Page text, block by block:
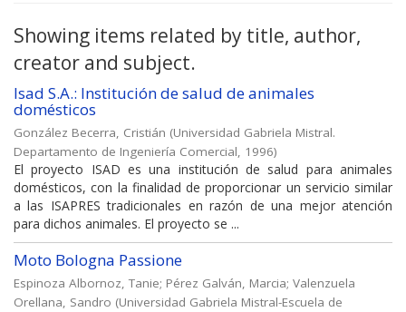
Showing items related by title, author,
creator and subject.
Isad S.A.: Institución de salud de animales
domésticos
González Becerra, Cristián (Universidad Gabriela Mistral.
Departamento de Ingeniería Comercial, 1996)
El proyecto ISAD es una institución de salud para animales
domésticos, con la finalidad de proporcionar un servicio similar
a las ISAPRES tradicionales en razón de una mejor atención
para dichos animales. El proyecto se ...
Moto Bologna Passione
Espinoza Albornoz, Tanie; Pérez Galván, Marcia; Valenzuela
Orellana, Sandro (Universidad Gabriela Mistral-Escuela de